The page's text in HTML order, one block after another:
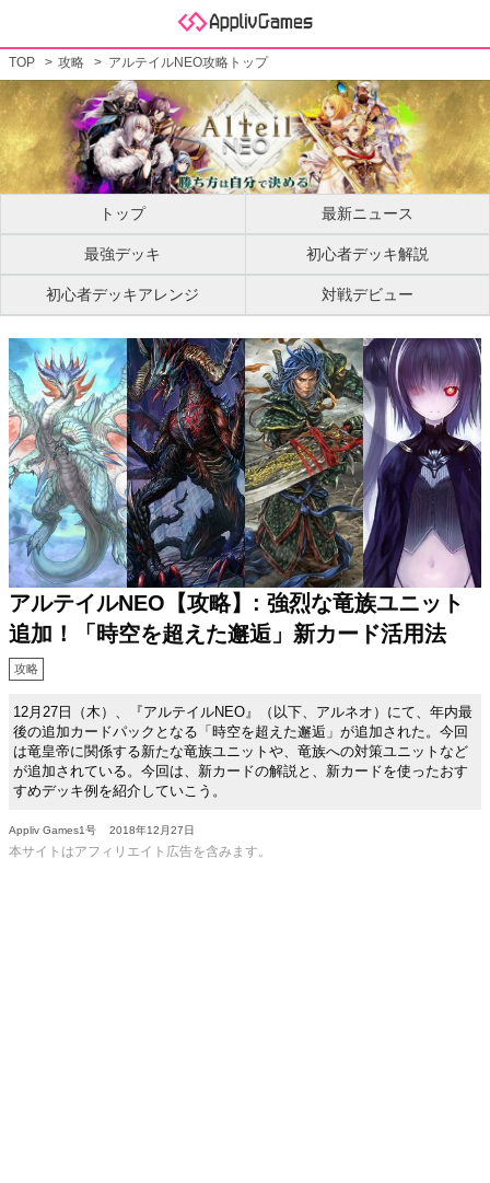
TOP 攻略 アルテイルNEO攻略トップ
トップ 最新ニュース
最強デッキ 初心者デッキ解説
初心者デッキアレンジ 対戦デビュー
アルテイルNEO【攻略】: 強烈な竜族ユニット
追加！「時空を超えた邂逅」新カード活用法
攻略
12月27日（木）、『アルテイルNEO』（以下、アルネオ）にて、年内最
後の追加カードパックとなる「時空を超えた邂逅」が追加された。今回
は竜皇帝に関係する新たな竜族ユニットや、竜族への対策ユニットなど
が追加されている。今回は、新カードの解説と、新カードを使ったおす
すめデッキ例を紹介していこう。
Appliv Games1号 2018年12月27日
本サイトはアフィリエイト広告を含みます。